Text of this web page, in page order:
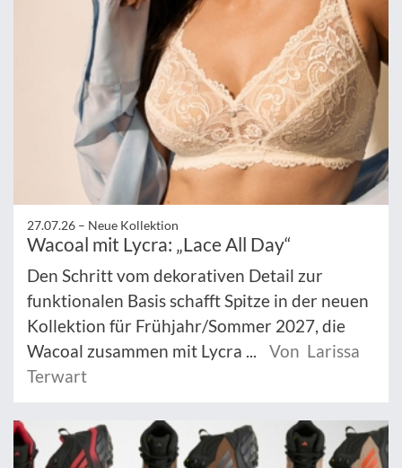
27.07.26 – Neue Kollektion
Wacoal mit Lycra: „Lace All Day“
Den Schritt vom dekorativen Detail zur
funktionalen Basis schafft Spitze in der neuen
Kollektion für Frühjahr/Sommer 2027, die
Wacoal zusammen mit Lycra ...
Von Larissa
Terwart